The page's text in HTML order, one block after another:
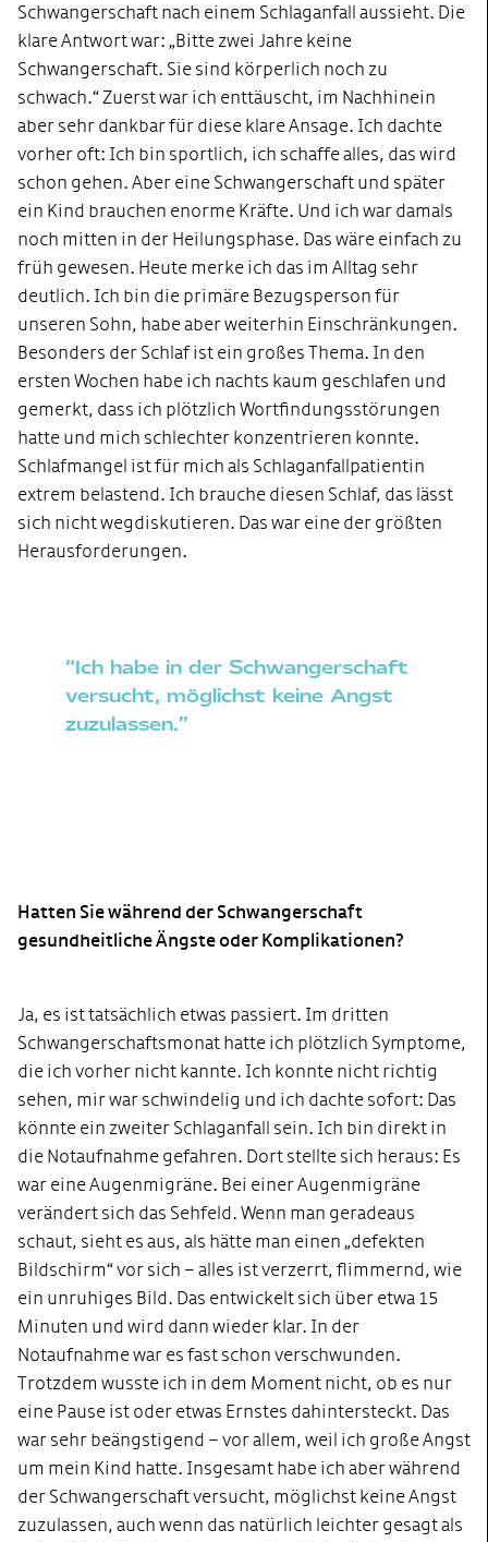
Schwangerschaft nach einem Schlaganfall aussieht. Die
klare Antwort war: „Bitte zwei Jahre keine
Schwangerschaft. Sie sind körperlich noch zu
schwach.“ Zuerst war ich enttäuscht, im Nachhinein
aber sehr dankbar für diese klare Ansage. Ich dachte
vorher oft: Ich bin sportlich, ich schaffe alles, das wird
schon gehen. Aber eine Schwangerschaft und später
ein Kind brauchen enorme Kräfte. Und ich war damals
noch mitten in der Heilungsphase. Das wäre einfach zu
früh gewesen. Heute merke ich das im Alltag sehr
deutlich. Ich bin die primäre Bezugsperson für
unseren Sohn, habe aber weiterhin Einschränkungen.
Besonders der Schlaf ist ein großes Thema. In den
ersten Wochen habe ich nachts kaum geschlafen und
gemerkt, dass ich plötzlich Wortfindungsstörungen
hatte und mich schlechter konzentrieren konnte.
Schlafmangel ist für mich als Schlaganfallpatientin
extrem belastend. Ich brauche diesen Schlaf, das lässt
sich nicht wegdiskutieren. Das war eine der größten
Herausforderungen.
“Ich habe in der Schwangerschaft
versucht, möglichst keine Angst
zuzulassen.”
Hatten Sie während der Schwangerschaft
gesundheitliche Ängste oder Komplikationen?
Ja, es ist tatsächlich etwas passiert. Im dritten
Schwangerschaftsmonat hatte ich plötzlich Symptome,
die ich vorher nicht kannte. Ich konnte nicht richtig
sehen, mir war schwindelig und ich dachte sofort: Das
könnte ein zweiter Schlaganfall sein. Ich bin direkt in
die Notaufnahme gefahren. Dort stellte sich heraus: Es
war eine Augenmigräne. Bei einer Augenmigräne
verändert sich das Sehfeld. Wenn man geradeaus
schaut, sieht es aus, als hätte man einen „defekten
Bildschirm“ vor sich – alles ist verzerrt, flimmernd, wie
ein unruhiges Bild. Das entwickelt sich über etwa 15
Minuten und wird dann wieder klar. In der
Notaufnahme war es fast schon verschwunden.
Trotzdem wusste ich in dem Moment nicht, ob es nur
eine Pause ist oder etwas Ernstes dahintersteckt. Das
war sehr beängstigend – vor allem, weil ich große Angst
um mein Kind hatte. Insgesamt habe ich aber während
der Schwangerschaft versucht, möglichst keine Angst
zuzulassen, auch wenn das natürlich leichter gesagt als